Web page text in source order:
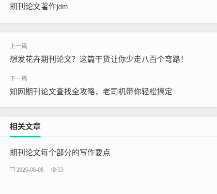
期刊论文著作jdm
想发花卉期刊论文？这篇干货让你少走八百个弯路！
知网期刊论文查找全攻略，老司机带你轻松搞定
相关文章
期刊论文每个部分的写作要点
2026-08-08 33